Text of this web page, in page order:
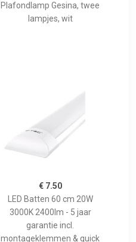
Plafondlamp Gesina, twee
lampjes, wit
€ 7.50
LED Batten 60 cm 20W
3000K 2400lm - 5 jaar
garantie incl.
montageklemmen & quick